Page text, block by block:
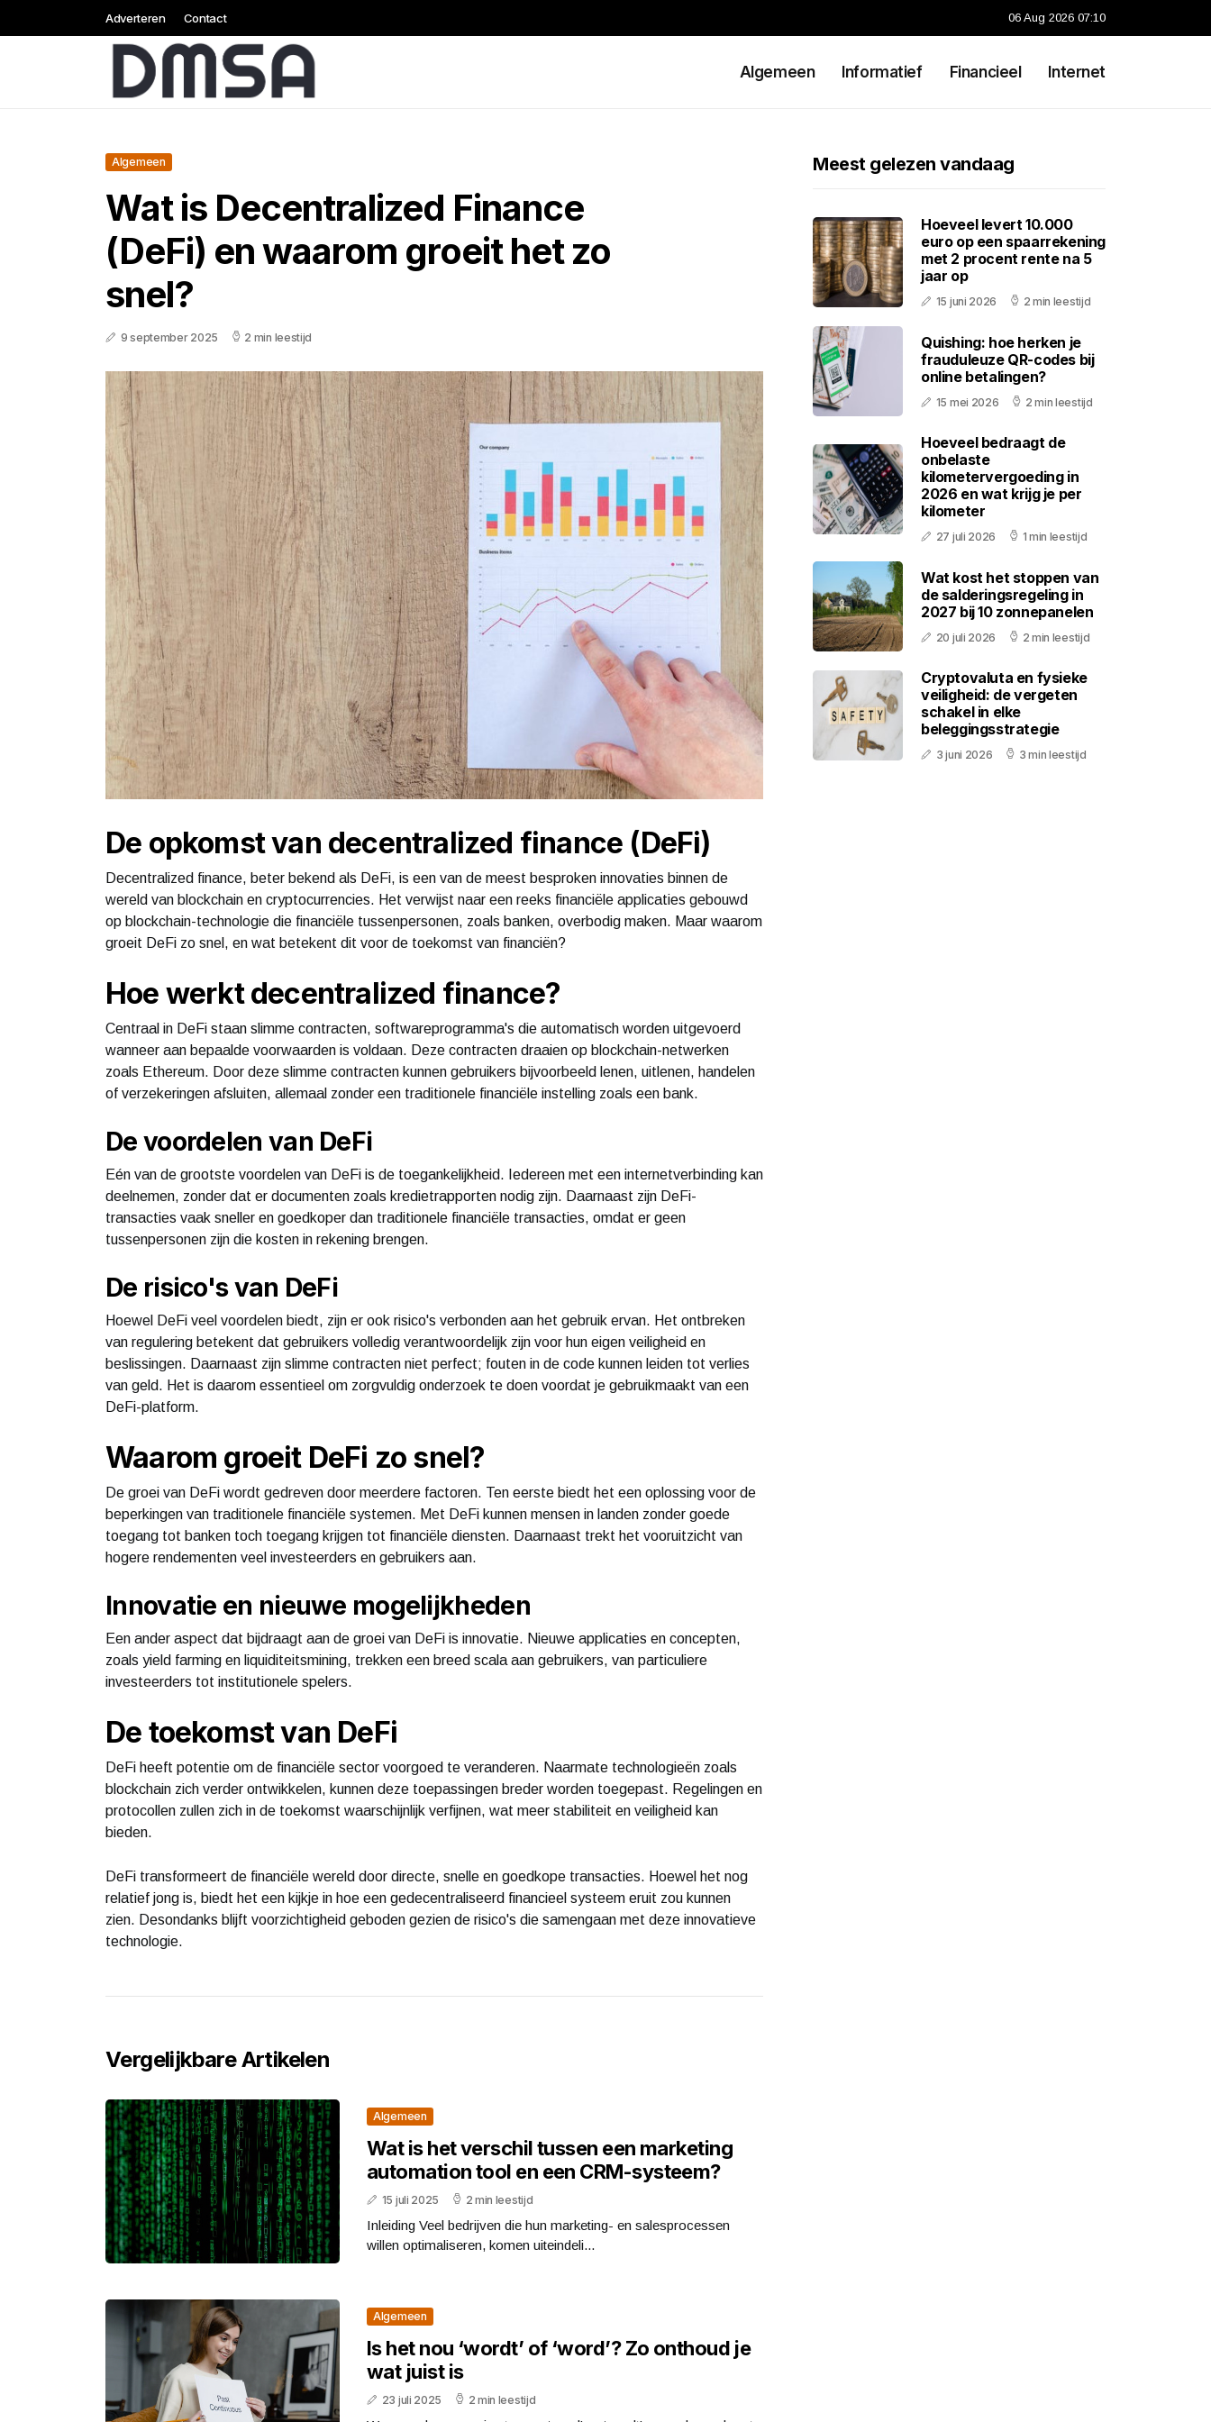
Adverteren Contact 06 Aug 2026 07:10
Algemeen Informatief Financieel Internet
Algemeen
Wat is Decentralized Finance
(DeFi) en waarom groeit het zo
snel?
9 september 2025 2 min leestijd
De opkomst van decentralized finance (DeFi)
Decentralized finance, beter bekend als DeFi, is een van de meest besproken innovaties binnen de
wereld van blockchain en cryptocurrencies. Het verwijst naar een reeks financiële applicaties gebouwd
op blockchain-technologie die financiële tussenpersonen, zoals banken, overbodig maken. Maar waarom
groeit DeFi zo snel, en wat betekent dit voor de toekomst van financiën?
Hoe werkt decentralized finance?
Centraal in DeFi staan slimme contracten, softwareprogramma's die automatisch worden uitgevoerd
wanneer aan bepaalde voorwaarden is voldaan. Deze contracten draaien op blockchain-netwerken
zoals Ethereum. Door deze slimme contracten kunnen gebruikers bijvoorbeeld lenen, uitlenen, handelen
of verzekeringen afsluiten, allemaal zonder een traditionele financiële instelling zoals een bank.
De voordelen van DeFi
Eén van de grootste voordelen van DeFi is de toegankelijkheid. Iedereen met een internetverbinding kan
deelnemen, zonder dat er documenten zoals kredietrapporten nodig zijn. Daarnaast zijn DeFi-
transacties vaak sneller en goedkoper dan traditionele financiële transacties, omdat er geen
tussenpersonen zijn die kosten in rekening brengen.
De risico's van DeFi
Hoewel DeFi veel voordelen biedt, zijn er ook risico's verbonden aan het gebruik ervan. Het ontbreken
van regulering betekent dat gebruikers volledig verantwoordelijk zijn voor hun eigen veiligheid en
beslissingen. Daarnaast zijn slimme contracten niet perfect; fouten in de code kunnen leiden tot verlies
van geld. Het is daarom essentieel om zorgvuldig onderzoek te doen voordat je gebruikmaakt van een
DeFi-platform.
Waarom groeit DeFi zo snel?
De groei van DeFi wordt gedreven door meerdere factoren. Ten eerste biedt het een oplossing voor de
beperkingen van traditionele financiële systemen. Met DeFi kunnen mensen in landen zonder goede
toegang tot banken toch toegang krijgen tot financiële diensten. Daarnaast trekt het vooruitzicht van
hogere rendementen veel investeerders en gebruikers aan.
Innovatie en nieuwe mogelijkheden
Een ander aspect dat bijdraagt aan de groei van DeFi is innovatie. Nieuwe applicaties en concepten,
zoals yield farming en liquiditeitsmining, trekken een breed scala aan gebruikers, van particuliere
investeerders tot institutionele spelers.
De toekomst van DeFi
DeFi heeft potentie om de financiële sector voorgoed te veranderen. Naarmate technologieën zoals
blockchain zich verder ontwikkelen, kunnen deze toepassingen breder worden toegepast. Regelingen en
protocollen zullen zich in de toekomst waarschijnlijk verfijnen, wat meer stabiliteit en veiligheid kan
bieden.
DeFi transformeert de financiële wereld door directe, snelle en goedkope transacties. Hoewel het nog
relatief jong is, biedt het een kijkje in hoe een gedecentraliseerd financieel systeem eruit zou kunnen
zien. Desondanks blijft voorzichtigheid geboden gezien de risico's die samengaan met deze innovatieve
technologie.
Vergelijkbare Artikelen
Algemeen
Wat is het verschil tussen een marketing
automation tool en een CRM-systeem?
15 juli 2025 2 min leestijd
Inleiding Veel bedrijven die hun marketing- en salesprocessen
willen optimaliseren, komen uiteindeli...
Algemeen
Is het nou ‘wordt’ of ‘word’? Zo onthoud je
wat juist is
23 juli 2025 2 min leestijd
Meest gelezen vandaag
Hoeveel levert 10.000
euro op een spaarrekening
met 2 procent rente na 5
jaar op
15 juni 2026 2 min leestijd
Quishing: hoe herken je
frauduleuze QR-codes bij
online betalingen?
15 mei 2026 2 min leestijd
Hoeveel bedraagt de
onbelaste
kilometervergoeding in
2026 en wat krijg je per
kilometer
27 juli 2026 1 min leestijd
Wat kost het stoppen van
de salderingsregeling in
2027 bij 10 zonnepanelen
20 juli 2026 2 min leestijd
Cryptovaluta en fysieke
veiligheid: de vergeten
schakel in elke
beleggingsstrategie
3 juni 2026 3 min leestijd